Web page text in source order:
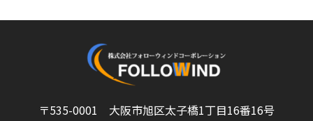
〒535-0001 大阪市旭区太子橋1丁目16番16号